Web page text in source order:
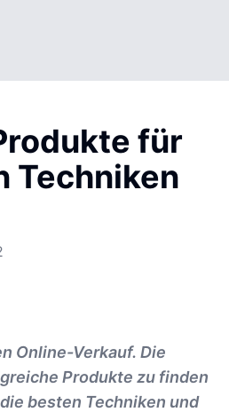
für
Techniken
Online-Verkauf. Die
Produkte zu finden
besten Techniken und